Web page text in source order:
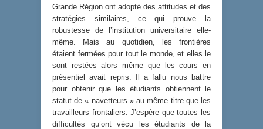
Grande Région ont adopté des attitudes et des
stratégies similaires, ce qui prouve la
robustesse de l’institution universitaire elle-
même. Mais au quotidien, les frontières
étaient fermées pour tout le monde, et elles le
sont restées alors même que les cours en
présentiel avait repris. Il a fallu nous battre
pour obtenir que les étudiants obtiennent le
statut de « navetteurs » au même titre que les
travailleurs frontaliers. J’espère que toutes les
difficultés qu’ont vécu les étudiants de la